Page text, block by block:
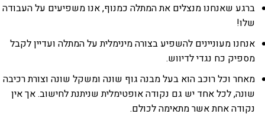
ברגע שאנחנו מנצלים את המתלה כמנוף, אנו משפיעים על העבודה
שלו!
אנחנו מעוניינים להשפיע בצורה מינימלית על המתלה ועדיין לקבל
מספיק כח נגדי לדיווש.
מאחר וכל רוכב הוא בעל מבנה גוף שונה ומשקל שונה וצורת רכיבה
שונה, לכל אחד יש גם נקודה אופטימלית שניתנת לחישוב. אך אין
נקודה אחת אשר מתאימה לכולם.